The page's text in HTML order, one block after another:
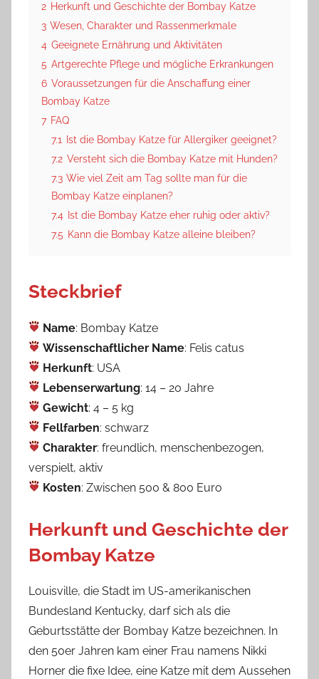
2 Herkunft und Geschichte der Bombay Katze
3 Wesen, Charakter und Rassenmerkmale
4 Geeignete Ernährung und Aktivitäten
5 Artgerechte Pflege und mögliche Erkrankungen
6 Voraussetzungen für die Anschaffung einer
Bombay Katze
7 FAQ
7.1 Ist die Bombay Katze für Allergiker geeignet?
7.2 Versteht sich die Bombay Katze mit Hunden?
7.3 Wie viel Zeit am Tag sollte man für die
Bombay Katze einplanen?
7.4 Ist die Bombay Katze eher ruhig oder aktiv?
7.5 Kann die Bombay Katze alleine bleiben?
Steckbrief
Name: Bombay Katze
Wissenschaftlicher Name: Felis catus
Herkunft: USA
Lebenserwartung: 14 – 20 Jahre
Gewicht: 4 – 5 kg
Fellfarben: schwarz
Charakter: freundlich, menschenbezogen,
verspielt, aktiv
Kosten: Zwischen 500 & 800 Euro
Herkunft und Geschichte der
Bombay Katze
Louisville, die Stadt im US-amerikanischen
Bundesland Kentucky, darf sich als die
Geburtsstätte der Bombay Katze bezeichnen. In
den 50er Jahren kam einer Frau namens Nikki
Horner die fixe Idee, eine Katze mit dem Aussehen